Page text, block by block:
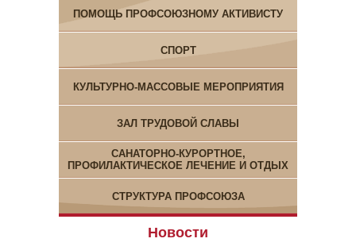
ПОМОЩЬ ПРОФСОЮЗНОМУ АКТИВИСТУ
СПОРТ
КУЛЬТУРНО-МАССОВЫЕ МЕРОПРИЯТИЯ
ЗАЛ ТРУДОВОЙ СЛАВЫ
САНАТОРНО-КУРОРТНОЕ,
ПРОФИЛАКТИЧЕСКОЕ ЛЕЧЕНИЕ И ОТДЫХ
СТРУКТУРА ПРОФСОЮЗА
Новости